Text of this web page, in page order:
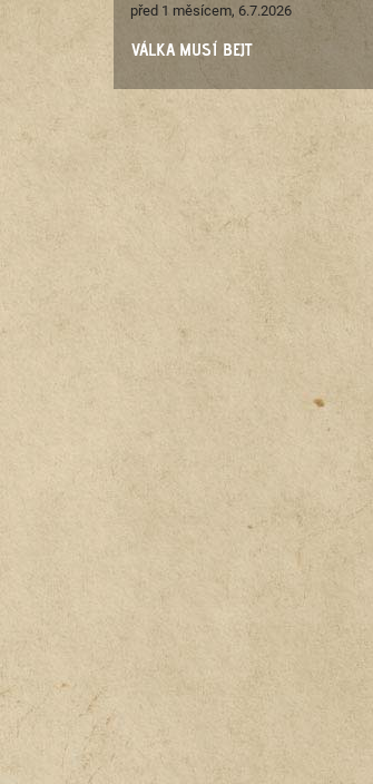
před 1 měsícem, 6.7.2026
VÁLKA MUSÍ BEJT